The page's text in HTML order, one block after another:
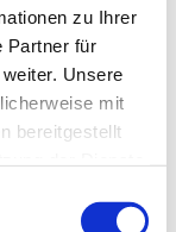
zu Ihrer
Partner für
Unsere
mit
bereitgestellt